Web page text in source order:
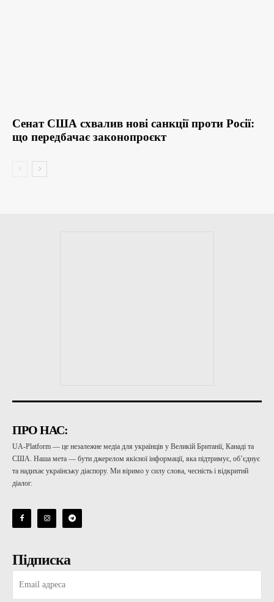
Сенат США схвалив нові санкції проти Росії:
що передбачає законопроєкт
ПРО НАС:
UA-Platform — це незалежне медіа для українців у Великій Британії, Канаді та
США. Наша мета — бути джерелом якісної інформації, яка підтримує, об’єднує
та надихає українську діаспору. Ми віримо у силу слова, чесність і відкритий
діалог.
Підписка